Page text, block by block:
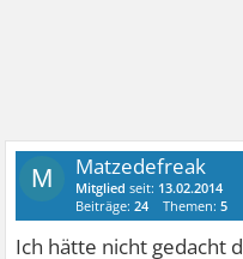
M Matzedefreak
Mitglied seit: 13.02.2014
Beiträge:24 Themen:5
Ich hätte nicht gedacht